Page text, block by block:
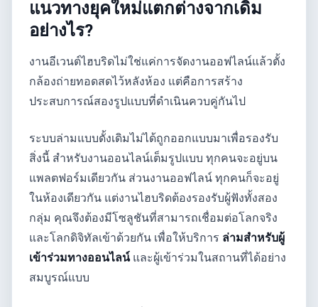
แนวทางยุคใหม่แตกต่างจากเดิม
อย่างไร?
งานอีเวนต์ไฮบริดไม่ใช่แค่การจัดงานออฟไลน์แล้วตั้ง
กล้องถ่ายทอดสดไว้หลังห้อง แต่คือการสร้าง
ประสบการณ์สองรูปแบบที่ดำเนินควบคู่กันไป
ระบบล่ามแบบดั้งเดิมไม่ได้ถูกออกแบบมาเพื่อรองรับ
สิ่งนี้ สำหรับงานออนไลน์เต็มรูปแบบ ทุกคนจะอยู่บน
แพลตฟอร์มเดียวกัน ส่วนงานออฟไลน์ ทุกคนก็จะอยู่
ในห้องเดียวกัน แต่งานไฮบริดต้องรองรับผู้ฟังทั้งสอง
กลุ่ม คุณจึงต้องมีโซลูชันที่สามารถเชื่อมต่อโลกจริง
และโลกดิจิทัลเข้าด้วยกัน เพื่อให้บริการ ล่ามสำหรับผู้
เข้าร่วมทางออนไลน์และผู้เข้าร่วมในสถานที่ได้อย่าง
สมบูรณ์แบบ